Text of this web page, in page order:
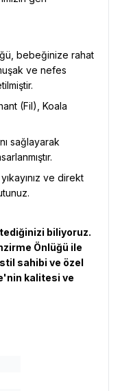
bebeğinize rahat
ve nefes
(Fil), Koala
sağlayarak
ve direkt
biliyoruz.
Önlüğü ile
sahibi ve özel
kalitesi ve